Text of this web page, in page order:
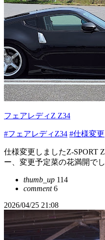
フェアレディZ Z34
#フェアレディZ34 #仕様変更
仕様変更しましたZ-SPORT
ー、変更予定菜の花満開で
thumb_up 114
comment6
2026/04/25 21:08